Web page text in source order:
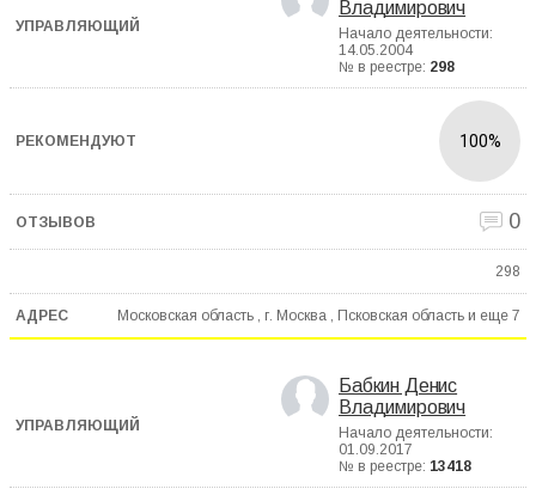
Владимирович
Начало деятельности:
14.05.2004
№ в реестре: 298
100%
0
298
Московская область , г. Москва , Псковская область и еще 7
Бабкин Денис
Владимирович
Начало деятельности:
01.09.2017
№ в реестре: 13418